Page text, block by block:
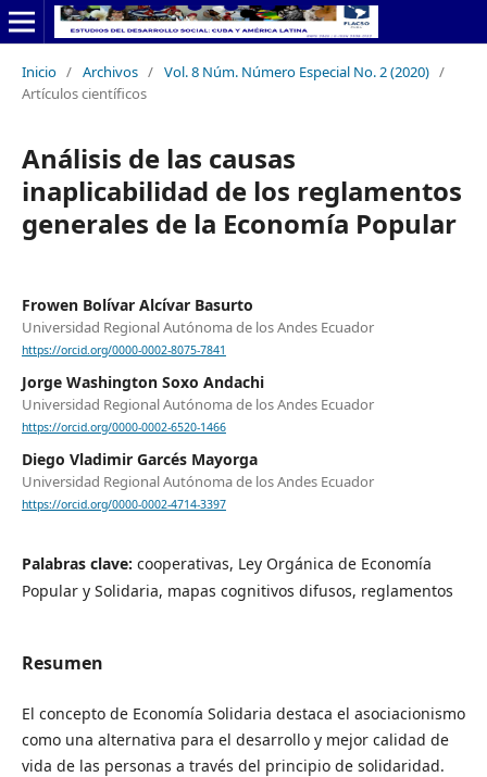
Inicio / Archivos / Vol. 8 Núm. Número Especial No. 2 (2020) /
Artículos científicos
Análisis de las causas
inaplicabilidad de los reglamentos
generales de la Economía Popular
Frowen Bolívar Alcívar Basurto
Universidad Regional Autónoma de los Andes Ecuador
https://orcid.org/0000-0002-8075-7841
Jorge Washington Soxo Andachi
Universidad Regional Autónoma de los Andes Ecuador
https://orcid.org/0000-0002-6520-1466
Diego Vladimir Garcés Mayorga
Universidad Regional Autónoma de los Andes Ecuador
https://orcid.org/0000-0002-4714-3397
Palabras clave: cooperativas, Ley Orgánica de Economía
Popular y Solidaria, mapas cognitivos difusos, reglamentos
Resumen
El concepto de Economía Solidaria destaca el asociacionismo
como una alternativa para el desarrollo y mejor calidad de
vida de las personas a través del principio de solidaridad.